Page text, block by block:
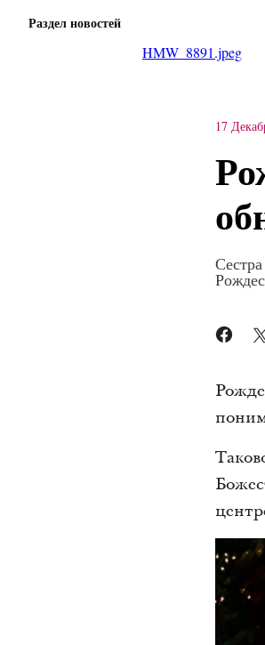
Раздел новостей
HMW_8891.jpeg
17